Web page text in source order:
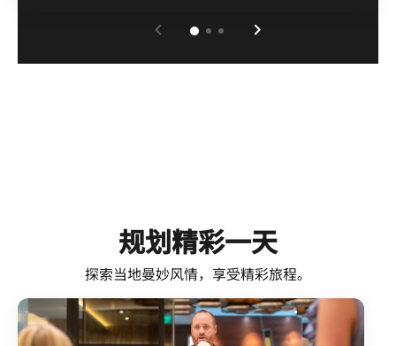
规划精彩一天
探索当地曼妙风情，享受精彩旅程。